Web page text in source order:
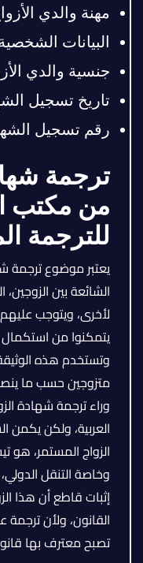
مهنة والدي
البيانات
جنسية والدي
تاريخ تسجيل
رقم تسجيل
ترجمة
من مكتب
للترجمة
يعتبر موضوع ترجمة
الشائعة بين
لأخرى، ويتوجب
يتمكنوا من استكمال
وتستخدم هذه
متزوجين حسب ما
وراء ترجمة شهادة
العربية، ولكن
الزواج المستمر، هو
وخاصة التنقل
إثبات قاطع أن هذا
القانون، ولأن
تصبح معترف بها